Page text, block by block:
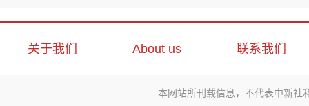
关于我们 About us 联系我们
本网站所刊载信息，不代表中新社